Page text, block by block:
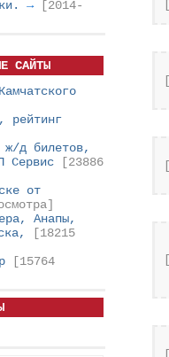
→
[2014-
САЙТЫ
рейтинг
ж/д билетов,
Сервис
[23886
от
Анапы,
[18215
[15764